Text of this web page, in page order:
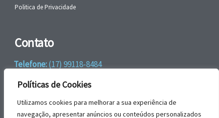
Políticas de Cookies
Utilizamos cookies para melhorar a sua experiência de
navegação, apresentar anúncios ou conteúdos personalizados
Politica de Privacidade
Contato
Telefone:(17) 99118-8484
WhatsApp:+55 (17) 99118-8484
email:faleconosco@gbrengenharia.com